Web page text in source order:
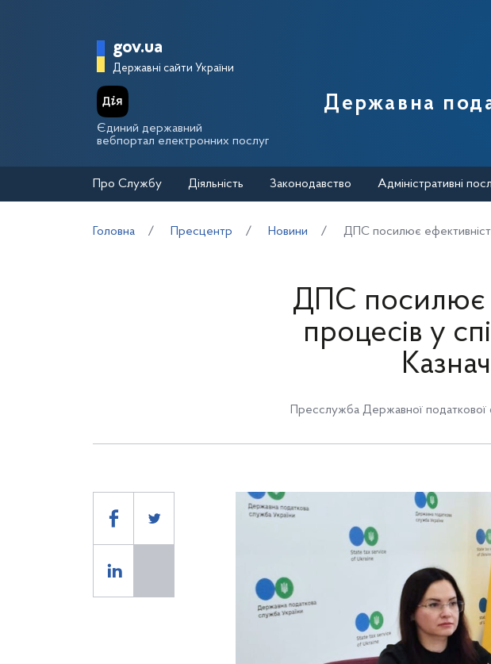
Головна сторінка Державної
gov.ua
Державні сайти України
Єдиний державний
вебпортал електронних послуг
Державна
Про Службу Діяльність Законодавство Адміністративні
Головна Пресцентр Новини ДПС посилює
ДПС посилює
процесів у
Пресслужба Державної податкової